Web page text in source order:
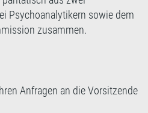
Psychoanalytikern sowie dem
zusammen.
Anfragen an die Vorsitzende